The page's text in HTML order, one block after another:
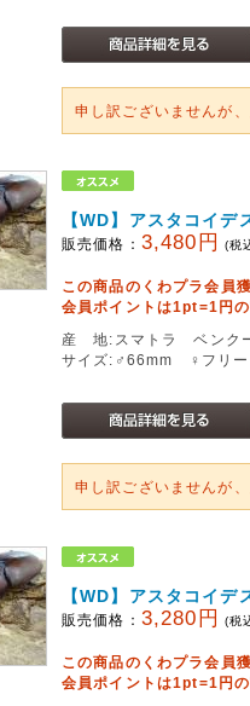
申し訳ございませんが
【WD】アスタコイ
販売価格： 3,480円 (税
この商品のくわプラ会員
会員ポイントは1pt=1円
産 地:スマトラ ベンク
サイズ:♂66mm ♀フリー
申し訳ございませんが
【WD】アスタコイ
販売価格： 3,280円 (税
この商品のくわプラ会員
会員ポイントは1pt=1円